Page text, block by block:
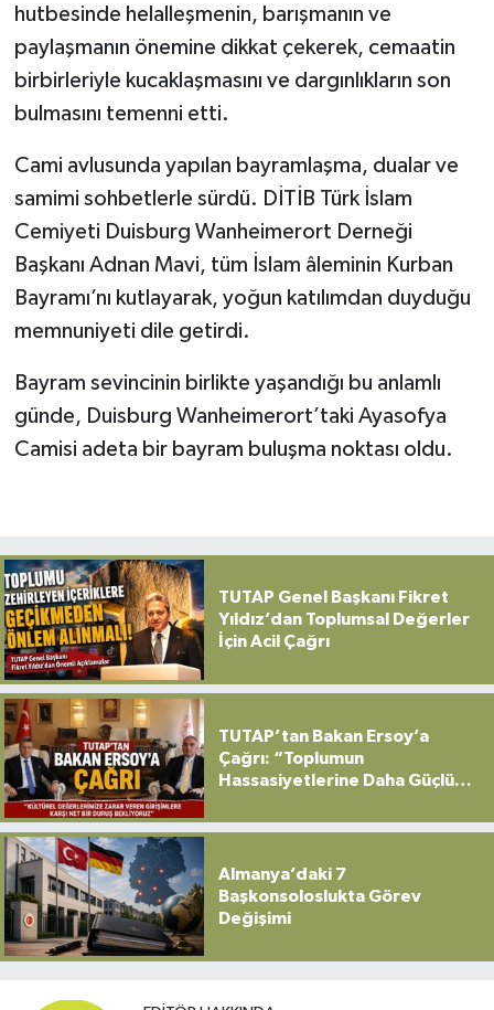
hutbesinde helalleşmenin, barışmanın ve
paylaşmanın önemine dikkat çekerek, cemaatin
birbirleriyle kucaklaşmasını ve dargınlıkların son
bulmasını temenni etti.
Cami avlusunda yapılan bayramlaşma, dualar ve
samimi sohbetlerle sürdü. DİTİB Türk İslam
Cemiyeti Duisburg Wanheimerort Derneği
Başkanı Adnan Mavi, tüm İslam âleminin Kurban
Bayramı’nı kutlayarak, yoğun katılımdan duyduğu
memnuniyeti dile getirdi.
Bayram sevincinin birlikte yaşandığı bu anlamlı
günde, Duisburg Wanheimerort’taki Ayasofya
Camisi adeta bir bayram buluşma noktası oldu.
TUTAP Genel Başkanı Fikret
Yıldız’dan Toplumsal Değerler
İçin Acil Çağrı
TUTAP’tan Bakan Ersoy’a
Çağrı: “Toplumun
Hassasiyetlerine Daha Güçlü
Almanya’daki 7
Başkonsoloslukta Görev
Değişimi